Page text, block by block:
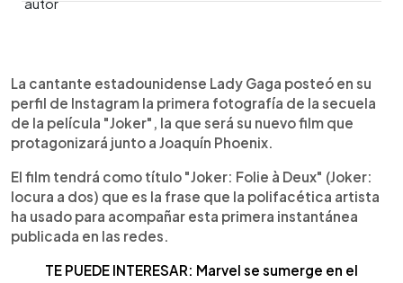
Escuchar artículo
La cantante estadounidense Lady Gaga posteó en su
perfil de Instagram la primera fotografía de la secuela
de la película "Joker", la que será su nuevo film que
protagonizará junto a Joaquín Phoenix.
El film tendrá como título "Joker: Folie à Deux" (Joker:
locura a dos) que es la frase que la polifacética artista
ha usado para acompañar esta primera instantánea
publicada en las redes.
TE PUEDE INTERESAR: Marvel se sumerge en el